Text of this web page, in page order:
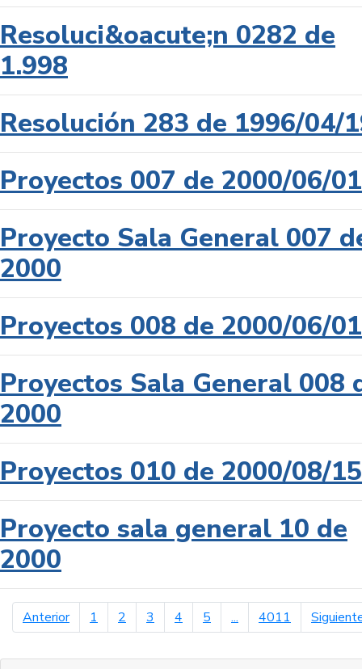
Resoluci&oacute;n 0282 de
1.998
Resolución 283 de 1996/04/
Proyectos 007 de 2000/06/01
Proyecto Sala General 007
2000
Proyectos 008 de 2000/06/01
Proyectos Sala General 008
2000
Proyectos 010 de 2000/08/15
Proyecto sala general 10 de
2000
Anteriorpágina anterior
1 2 3 4 5 ... 4011